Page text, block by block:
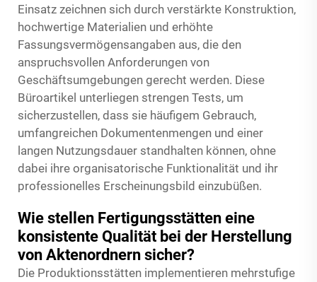
Einsatz zeichnen sich durch verstärkte Konstruktion,
hochwertige Materialien und erhöhte
Fassungsvermögensangaben aus, die den
anspruchsvollen Anforderungen von
Geschäftsumgebungen gerecht werden. Diese
Büroartikel unterliegen strengen Tests, um
sicherzustellen, dass sie häufigem Gebrauch,
umfangreichen Dokumentenmengen und einer
langen Nutzungsdauer standhalten können, ohne
dabei ihre organisatorische Funktionalität und ihr
professionelles Erscheinungsbild einzubüßen.
Wie stellen Fertigungsstätten eine
konsistente Qualität bei der Herstellung
von Aktenordnern sicher?
Die Produktionsstätten implementieren mehrstufige